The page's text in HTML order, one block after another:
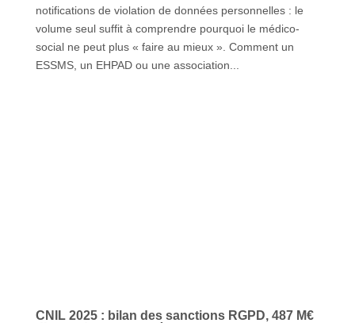
notifications de violation de données personnelles : le
volume seul suffit à comprendre pourquoi le médico-
social ne peut plus « faire au mieux ». Comment un
ESSMS, un EHPAD ou une association...
CNIL 2025 : bilan des sanctions RGPD, 487 M€